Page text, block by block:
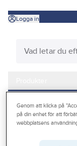
Logga in
Outlet
Gelia Produkter
Ventilationssystem
Genom att klicka på
på din enhet för att
webbplatsens